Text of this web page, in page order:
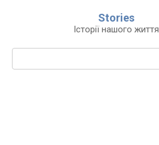
Stories
Історії нашого життя
Пошук: